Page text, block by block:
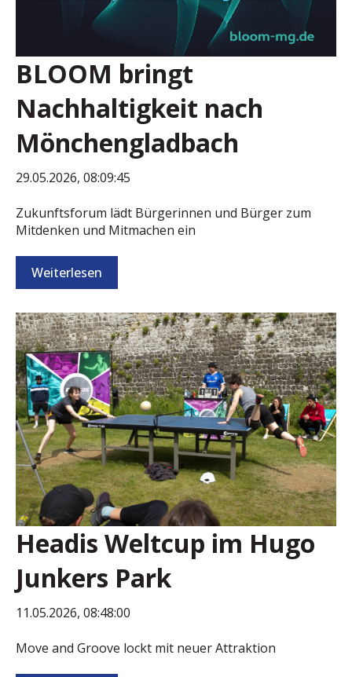
BLOOM bringt
Nachhaltigkeit nach
Mönchengladbach
29.05.2026, 08:09:45
Zukunftsforum lädt Bürgerinnen und Bürger zum
Mitdenken und Mitmachen ein
Weiterlesen
Headis Weltcup im Hugo
Junkers Park
11.05.2026, 08:48:00
Move and Groove lockt mit neuer Attraktion